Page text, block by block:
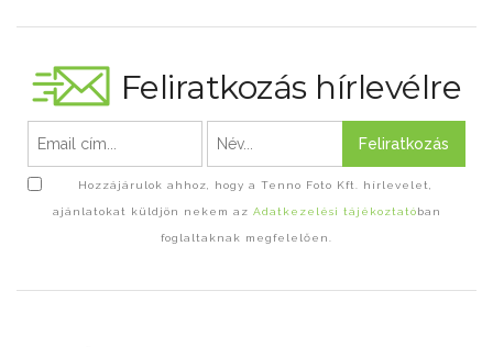
Feliratkozás hírlevélre
Feliratkozás
Hozzájárulok ahhoz, hogy a Tenno Foto Kft. hírlevelet,
ajánlatokat küldjön nekem az Adatkezelési tájékoztatóban
foglaltaknak megfelelően.